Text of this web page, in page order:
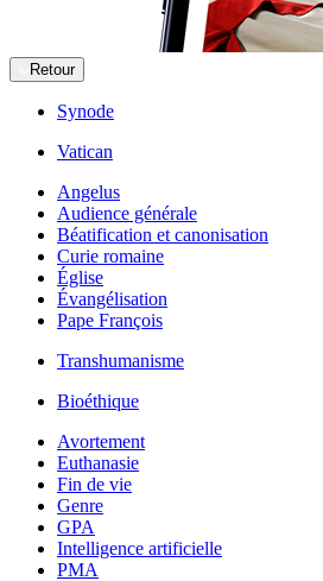
Retour
Synode
Vatican
Angelus
Audience générale
Béatification et canonisation
Curie romaine
Église
Évangélisation
Pape François
Transhumanisme
Bioéthique
Avortement
Euthanasie
Fin de vie
Genre
GPA
Intelligence artificielle
PMA